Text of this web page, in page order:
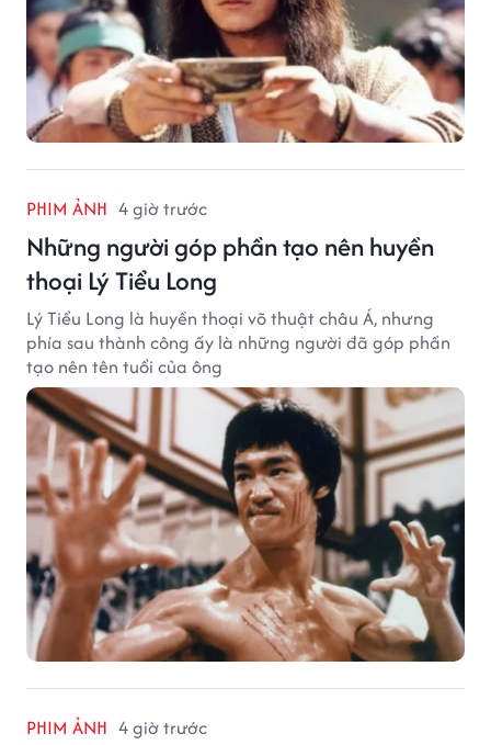
PHIM ẢNH 4 giờ trước
Những người góp phần tạo nên huyền
thoại Lý Tiểu Long
Lý Tiểu Long là huyền thoại võ thuật châu Á, nhưng
phía sau thành công ấy là những người đã góp phần
tạo nên tên tuổi của ông
PHIM ẢNH 4 giờ trước